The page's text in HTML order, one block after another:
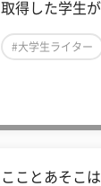
取得した学生
#大学生ライター
こことあそこ